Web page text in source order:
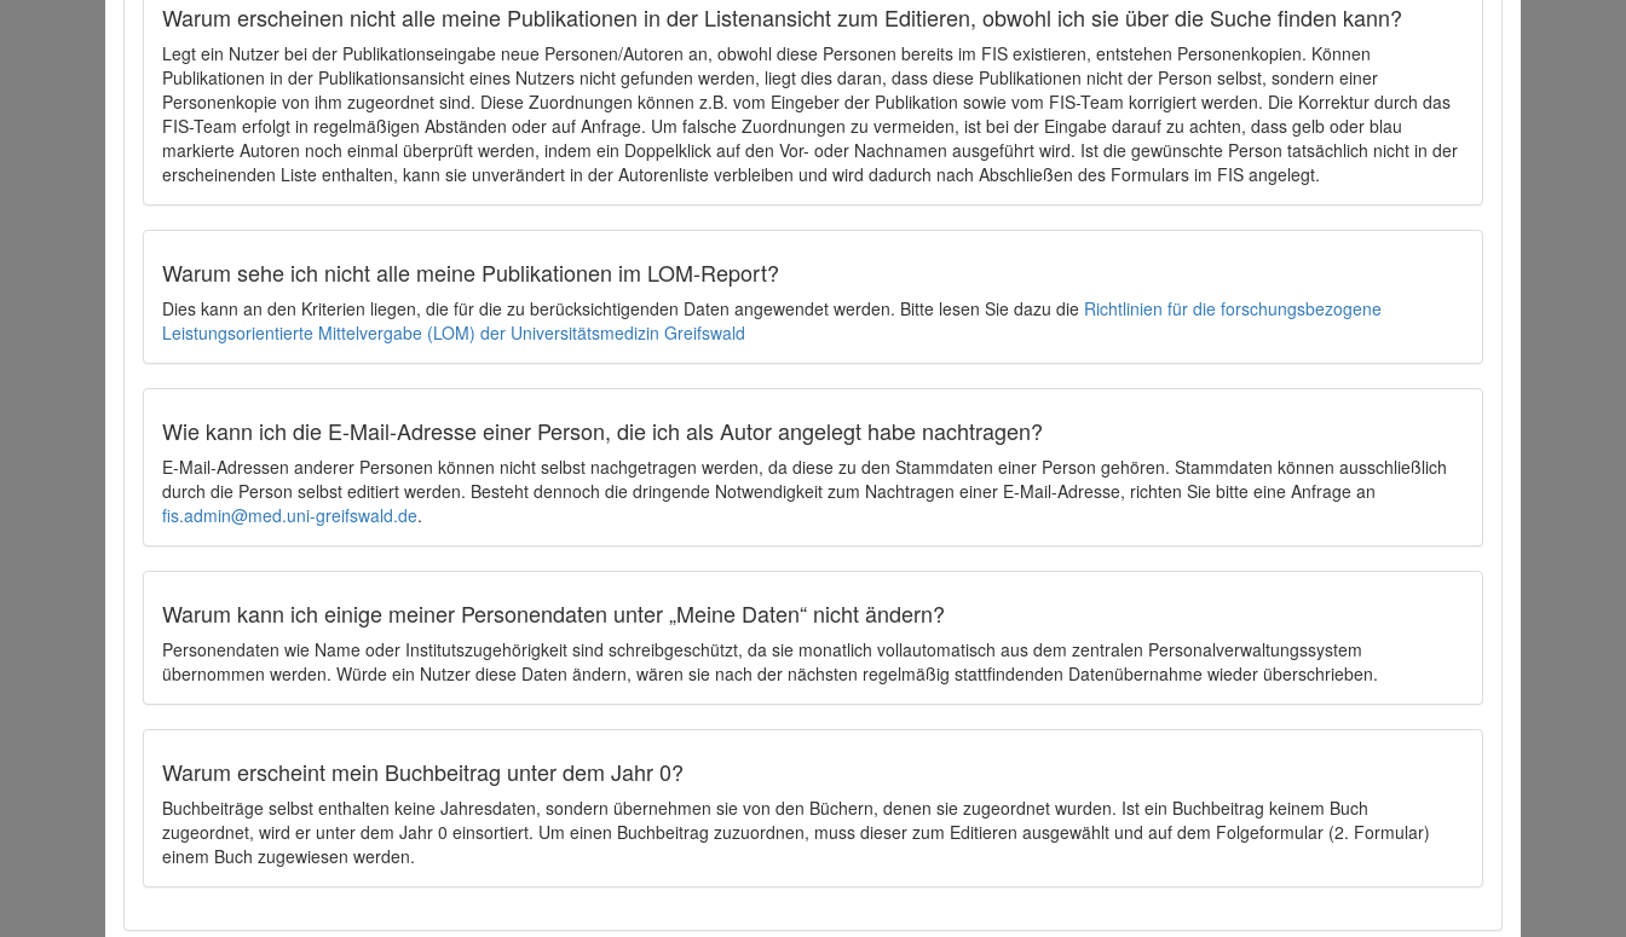
Warum erscheinen nicht alle meine Publikationen in der Listenansicht zum Editieren, obwohl ich sie über die Suche finden kann?
Legt ein Nutzer bei der Publikationseingabe neue Personen/Autoren an, obwohl diese Personen bereits im FIS existieren, entstehen Personenkopien. Können
Publikationen in der Publikationsansicht eines Nutzers nicht gefunden werden, liegt dies daran, dass diese Publikationen nicht der Person selbst, sondern einer
Personenkopie von ihm zugeordnet sind. Diese Zuordnungen können z.B. vom Eingeber der Publikation sowie vom FIS-Team korrigiert werden. Die Korrektur durch das
FIS-Team erfolgt in regelmäßigen Abständen oder auf Anfrage. Um falsche Zuordnungen zu vermeiden, ist bei der Eingabe darauf zu achten, dass gelb oder blau
markierte Autoren noch einmal überprüft werden, indem ein Doppelklick auf den Vor- oder Nachnamen ausgeführt wird. Ist die gewünschte Person tatsächlich nicht in der
erscheinenden Liste enthalten, kann sie unverändert in der Autorenliste verbleiben und wird dadurch nach Abschließen des Formulars im FIS angelegt.
Warum sehe ich nicht alle meine Publikationen im LOM-Report?
Dies kann an den Kriterien liegen, die für die zu berücksichtigenden Daten angewendet werden. Bitte lesen Sie dazu die Richtlinien für die forschungsbezogene
Leistungsorientierte Mittelvergabe (LOM) der Universitätsmedizin Greifswald
Wie kann ich die E-Mail-Adresse einer Person, die ich als Autor angelegt habe nachtragen?
E-Mail-Adressen anderer Personen können nicht selbst nachgetragen werden, da diese zu den Stammdaten einer Person gehören. Stammdaten können ausschließlich
durch die Person selbst editiert werden. Besteht dennoch die dringende Notwendigkeit zum Nachtragen einer E-Mail-Adresse, richten Sie bitte eine Anfrage an
fis.admin@med.uni-greifswald.de.
Warum kann ich einige meiner Personendaten unter „Meine Daten“ nicht ändern?
Personendaten wie Name oder Institutszugehörigkeit sind schreibgeschützt, da sie monatlich vollautomatisch aus dem zentralen Personalverwaltungssystem
übernommen werden. Würde ein Nutzer diese Daten ändern, wären sie nach der nächsten regelmäßig stattfindenden Datenübernahme wieder überschrieben.
Warum erscheint mein Buchbeitrag unter dem Jahr 0?
Buchbeiträge selbst enthalten keine Jahresdaten, sondern übernehmen sie von den Büchern, denen sie zugeordnet wurden. Ist ein Buchbeitrag keinem Buch
zugeordnet, wird er unter dem Jahr 0 einsortiert. Um einen Buchbeitrag zuzuordnen, muss dieser zum Editieren ausgewählt und auf dem Folgeformular (2. Formular)
einem Buch zugewiesen werden.